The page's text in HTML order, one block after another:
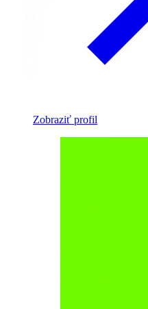
Zobraziť profil